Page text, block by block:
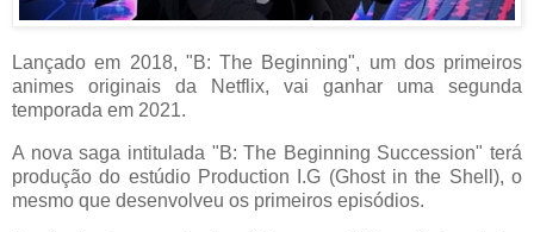
Lançado em 2018, "B: The Beginning", um dos primeiros
animes originais da Netflix, vai ganhar uma segunda
temporada em 2021.
A nova saga intitulada "B: The Beginning Succession" terá
produção do estúdio Production I.G (Ghost in the Shell), o
mesmo que desenvolveu os primeiros episódios.